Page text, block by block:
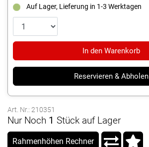
Auf Lager, Lieferung in 1-3 Werktagen
In den Warenkorb
Reservieren & Abholen
Art. Nr.: 210351
Nur Noch 1 Stück auf Lager
Rahmenhöhen Rechner